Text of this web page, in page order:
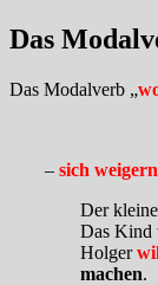
Das
Das Modalverb „
– sich weigern
Der
Das Kind
Holger
machen.